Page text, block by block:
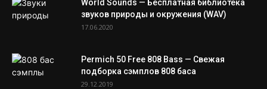
World Sounds — Бесплатная библиотека
звуков природы и окружения (WAV)
17.06.2020
Permich 50 Free 808 Bass — Свежая
подборка сэмплов 808 баса
29.12.2019